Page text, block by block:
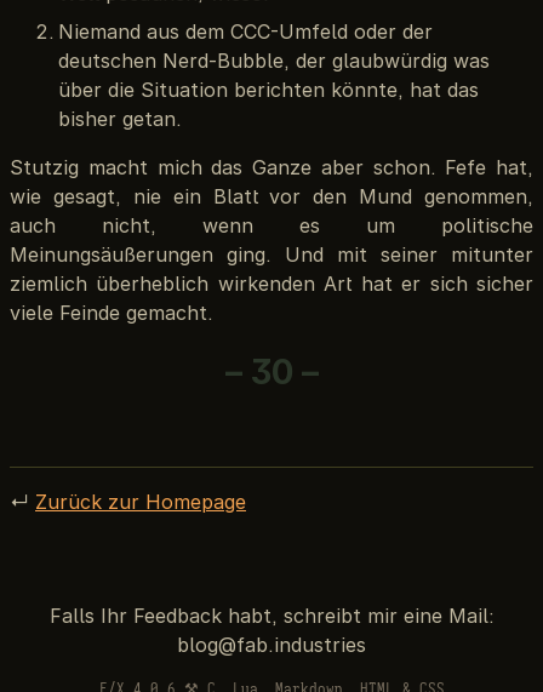
Niemand aus dem CCC-Umfeld oder der
deutschen Nerd-Bubble, der glaubwürdig was
über die Situation berichten könnte, hat das
bisher getan.
Stutzig macht mich das Ganze aber schon. Fefe hat,
wie gesagt, nie ein Blatt vor den Mund genommen,
auch nicht, wenn es um politische
Meinungsäußerungen ging. Und mit seiner mitunter
ziemlich überheblich wirkenden Art hat er sich sicher
viele Feinde gemacht.
– 30 –
↵ Zurück zur Homepage
Falls Ihr Feedback habt, schreibt mir eine Mail: